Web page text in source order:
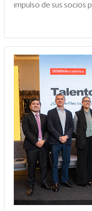
impulso de sus socios